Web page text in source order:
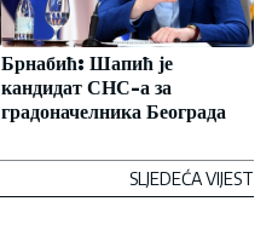
Брнабић: Шапић је
кандидат СНС-а за
градоначелника Београда
SLJEDEĆA VIJEST